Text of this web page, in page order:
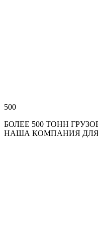
500
БОЛЕЕ 500 ТОНН
НАША КОМПАНИЯ